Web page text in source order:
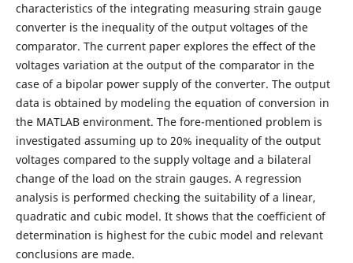
characteristics of the integrating measuring strain gauge
converter is the inequality of the output voltages of the
comparator. The current paper explores the effect of the
voltages variation at the output of the comparator in the
case of a bipolar power supply of the converter. The output
data is obtained by modeling the equation of conversion in
the MATLAB environment. The fore-mentioned problem is
investigated assuming up to 20% inequality of the output
voltages compared to the supply voltage and a bilateral
change of the load on the strain gauges. A regression
analysis is performed checking the suitability of a linear,
quadratic and cubic model. It shows that the coefficient of
determination is highest for the cubic model and relevant
conclusions are made.